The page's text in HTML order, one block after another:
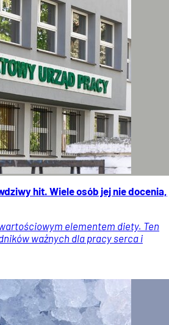
hit. Wiele osób jej nie docenia,
elementem diety. Ten
ważnych dla pracy serca i